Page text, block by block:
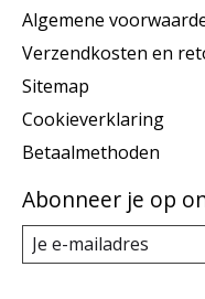
Algemene
Verzendkosten en
Sitemap
Cookieverklaring
Betaalmethoden
Abonneer je op